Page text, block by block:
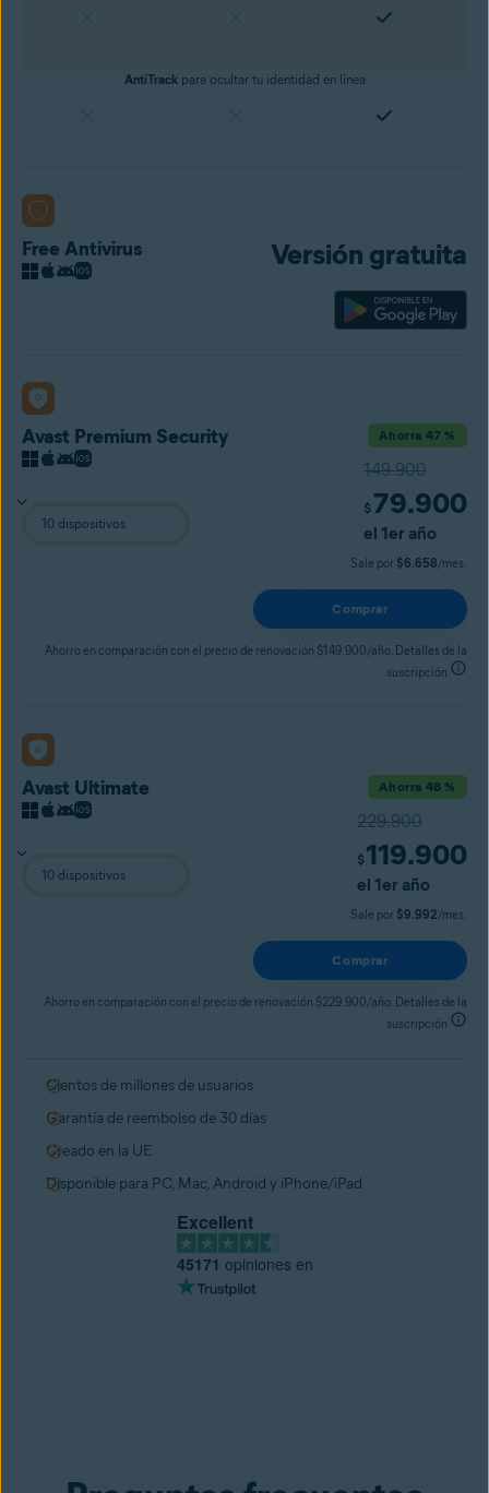
AntiTrackpara ocultar tu identidad en línea
Cientos de millones de usuarios
Garantía de reembolso de 30 días
Creado en la UE
Disponible para PC, Mac, Android y iPhone/iPad
Excellent
45171 opiniones en
Free Antivirus Versión gratuita
Avast Premium Security Ahorra 47 %
$ 79.900
149.900
el 1er año
Sale por $6.658/mes.
Comprar
Ahorro en comparación con el precio de renovación $149.900/año. Detalles de la
suscripción
Avast Ultimate Ahorra 48 %
$119.900
229.900
el 1er año
Sale por $9.992/mes.
Comprar
Ahorro en comparación con el precio de renovación $229.900/año. Detalles de la
suscripción